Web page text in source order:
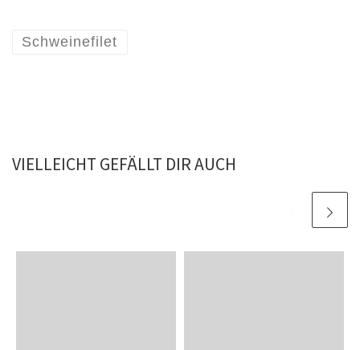
Schweinefilet
VIELLEICHT GEFÄLLT DIR AUCH